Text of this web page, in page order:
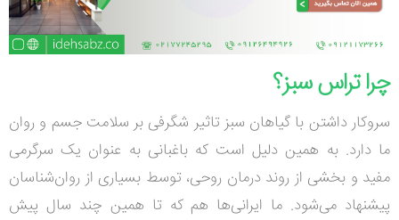
چرا تراس سبز؟
سروکار داشتن با گیاهان سبز تاثیر شگرفی بر سلامت جسم و روان
ما دارد. به همین دلیل است که باغبانی به عنوان یک سرگرمی
مفید و بخشی از روند درمان روحی، توسط بسیاری از روان‌شناسان
پیشنهاد می‌شود. ما ایرانی‌ها هم که تا همین چند سال پیش